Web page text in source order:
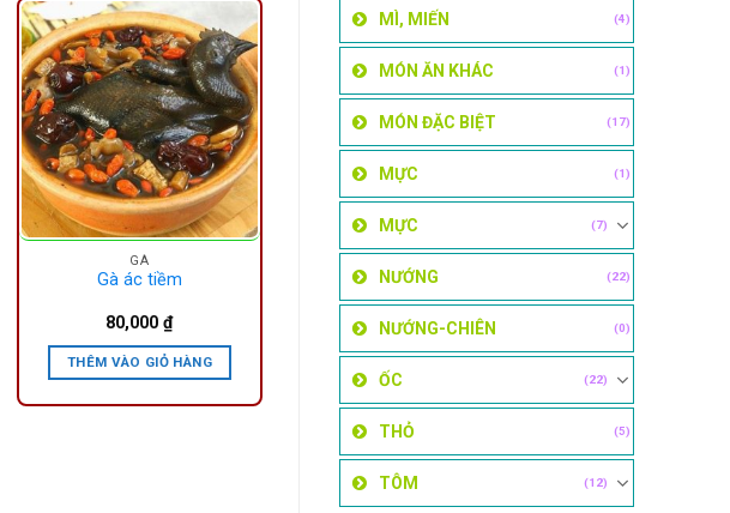
MÌ, MIẾN (4)
MÓN ĂN KHÁC (1)
MÓN ĐẶC BIỆT (17)
MỰC (1)
MỰC (7)
NƯỚNG (22)
NƯỚNG-CHIÊN (0)
ỐC (22)
THỎ (5)
TÔM (12)
GÀ
Gà ác tiềm
80,000₫
THÊM VÀO GIỎ HÀNG